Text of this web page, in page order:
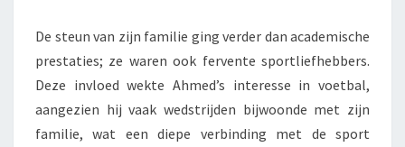
De steun van zijn familie ging verder dan academische
prestaties; ze waren ook fervente sportliefhebbers.
Deze invloed wekte Ahmed’s interesse in voetbal,
aangezien hij vaak wedstrijden bijwoonde met zijn
familie, wat een diepe verbinding met de sport